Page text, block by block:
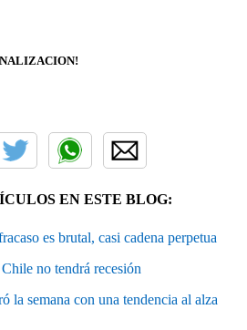
EN ESTE BLOG:
es brutal, casi cadena perpetua
no tendrá recesión
la semana con una tendencia al alza